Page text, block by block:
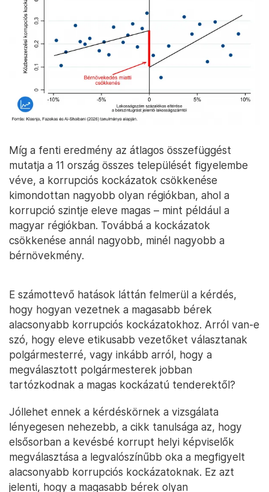
Míg a fenti eredmény az átlagos összefüggést
mutatja a 11 ország összes települését figyelembe
véve, a korrupciós kockázatok csökkenése
kimondottan nagyobb olyan régiókban, ahol a
korrupció szintje eleve magas – mint például a
magyar régiókban. Továbbá a kockázatok
csökkenése annál nagyobb, minél nagyobb a
bérnövekmény.
E számottevő hatások láttán felmerül a kérdés,
hogy hogyan vezetnek a magasabb bérek
alacsonyabb korrupciós kockázatokhoz. Arról van-e
szó, hogy eleve etikusabb vezetőket választanak
polgármesterré, vagy inkább arról, hogy a
megválasztott polgármesterek jobban
tartózkodnak a magas kockázatú tenderektől?
Jóllehet ennek a kérdéskörnek a vizsgálata
lényegesen nehezebb, a cikk tanulsága az, hogy
elsősorban a kevésbé korrupt helyi képviselők
megválasztása a legvalószínűbb oka a megfigyelt
alacsonyabb korrupciós kockázatoknak. Ez azt
jelenti, hogy a magasabb bérek olyan